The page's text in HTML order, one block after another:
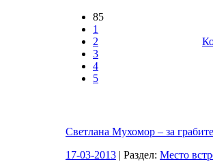
85
1
2
3
4
5
Светлана Мухомор – за
17-03-2013 | Раздел: Место